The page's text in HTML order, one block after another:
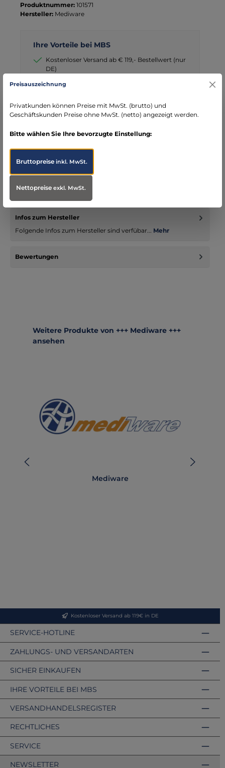
Produktnummer: 101571
Hersteller: Mediware
Ihre Vorteile bei MBS
Kostenloser Versand ab € 119,- Bestellwert (nur
DE)
Beschreibung
Der CLEARTEST Strep B-Test ist ein qualitativer
Streptokokken der Gruppe B…
Infos zum Hersteller
Folgende Infos zum Hersteller sind verfübar... Mehr
Bewertungen
Produktgalerie überspringen
Weitere Produkte von +++ Mediware +++
ansehen
Mediware
Kostenloser Versand ab 119€ in DE
SERVICE-HOTLINE
ZAHLUNGS- UND VERSANDARTEN
VERSANDHANDELSREGISTER
SICHER EINKAUFEN
IHRE VORTEILE BEI MBS
RECHTLICHES
SERVICE
NEWSLETTER
Preisauszeichnung
Privatkunden können Preise mit MwSt. (brutto) und
Geschäftskunden Preise ohne MwSt. (netto) angezeigt werden.
Bitte wählen Sie Ihre bevorzugte Einstellung:
Bruttopreiseinkl. MwSt.
Nettopreiseexkl. MwSt.